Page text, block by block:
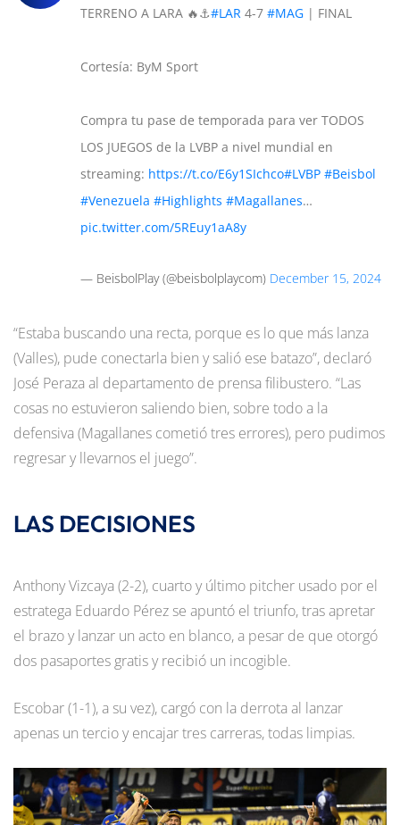
TERRENO A LARA 🔥⚓#LAR 4-7 #MAG | FINAL
Cortesía: ByM Sport
Compra tu pase de temporada para ver TODOS
LOS JUEGOS de la LVBP a nivel mundial en
streaming: https://t.co/E6y1SIchco#LVBP #Beisbol
#Venezuela #Highlights #Magallanes…
pic.twitter.com/5REuy1aA8y
— BeisbolPlay (@beisbolplaycom) December 15, 2024
“Estaba buscando una recta, porque es lo que más lanza
(Valles), pude conectarla bien y salió ese batazo”, declaró
José Peraza al departamento de prensa filibustero. “Las
cosas no estuvieron saliendo bien, sobre todo a la
defensiva (Magallanes cometió tres errores), pero pudimos
regresar y llevarnos el juego”.
LAS DECISIONES
Anthony Vizcaya (2-2), cuarto y último pitcher usado por el
estratega Eduardo Pérez se apuntó el triunfo, tras apretar
el brazo y lanzar un acto en blanco, a pesar de que otorgó
dos pasaportes gratis y recibió un incogible.
Escobar (1-1), a su vez), cargó con la derrota al lanzar
apenas un tercio y encajar tres carreras, todas limpias.